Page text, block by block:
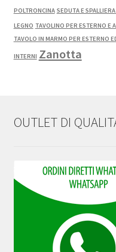
POLTRONCINA SEDUTA E
LEGNO TAVOLINO PER ESTERNO E
TAVOLO IN MARMO PER ESTERNO
INTERNI Zanotta
OUTLET DI